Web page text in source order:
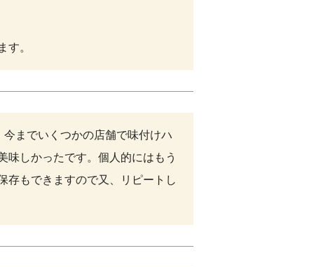
す。
までいくつかの店舗で味付けハ
味しかったです。個人的にはもう
存もできますので又、リピートし